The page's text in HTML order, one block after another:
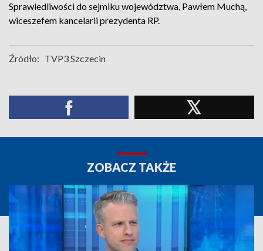
Sprawiedliwości do sejmiku województwa, Pawłem Muchą,
wiceszefem kancelarii prezydenta RP.
Źródło: TVP3 Szczecin
ZOBACZ TAKŻE